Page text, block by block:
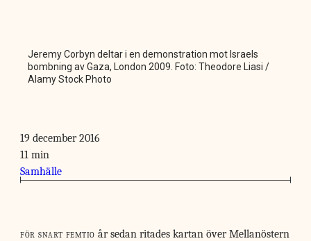
Jeremy Corbyn deltar i en demonstration mot Israels
bombning av Gaza, London 2009. Foto: Theodore Liasi /
Alamy Stock Photo
19 december 2016
11 min
Samhälle
för snart femtio år sedan ritades kartan över Mellanöstern